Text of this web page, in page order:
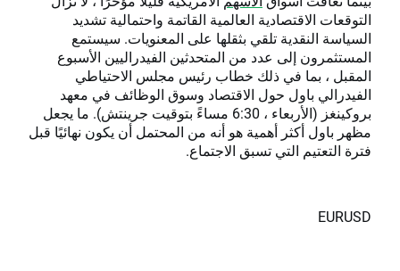
التوقعات الاقتصادية العالمية القاتمة واحتمالية تشديد
السياسة النقدية تلقي بثقلها على المعنويات. سيستمع
المستثمرون إلى عدد من المتحدثين الفيدراليين الأسبوع
المقبل ، بما في ذلك خطاب رئيس مجلس الاحتياطي
الفيدرالي باول حول الاقتصاد وسوق الوظائف في معهد
بروكينغز (الأربعاء ، 6:30 مساءً بتوقيت جرينتش). ما يجعل
مظهر باول أكثر أهمية هو أنه من المحتمل أن يكون نهائيًا قبل
فترة التعتيم التي تسبق الاجتماع.
EURUSD